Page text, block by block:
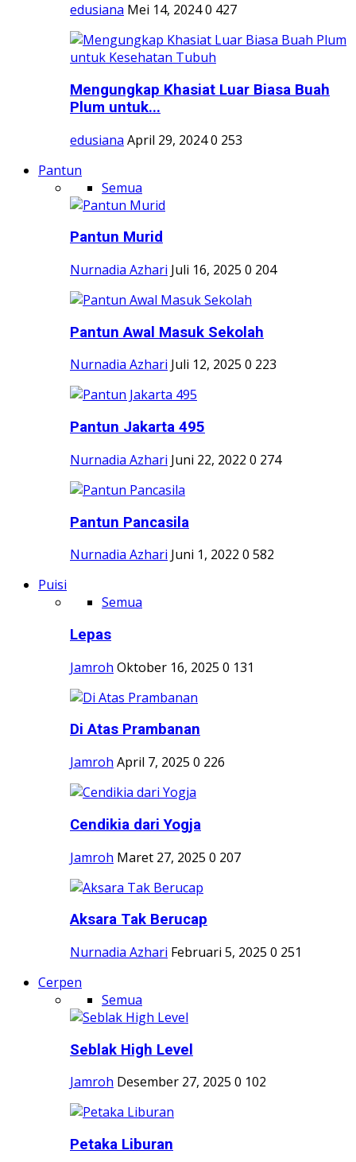
edusiana Mei 14, 20240 427
Mengungkap Khasiat Luar Biasa Buah
Plum untuk...
edusiana April 29, 20240 253
Pantun
Semua
Pantun Murid
Nurnadia Azhari Juli 16, 2025 0 204
Pantun Awal Masuk Sekolah
Nurnadia Azhari Juli 12, 2025 0 223
Pantun Jakarta 495
Nurnadia Azhari Juni 22, 2022 0 274
Pantun Pancasila
Nurnadia Azhari Juni 1, 2022 0 582
Puisi
Semua
Lepas
Jamroh Oktober 16, 2025 0 131
Di Atas Prambanan
Jamroh April 7, 2025 0 226
Cendikia dari Yogja
Jamroh Maret 27, 2025 0 207
Aksara Tak Berucap
Nurnadia Azhari Februari 5, 2025 0 251
Cerpen
Semua
Seblak High Level
Jamroh Desember 27, 2025 0 102
Petaka Liburan